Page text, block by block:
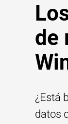
de
¿Está
datos